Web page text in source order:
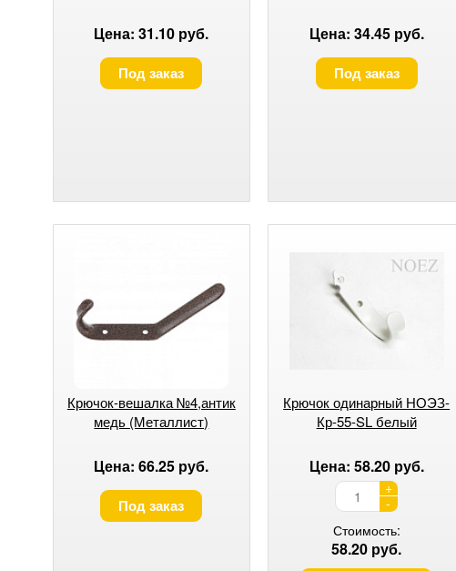
Цена: 31.10 руб.
Под заказ
Цена: 34.45 руб.
Под заказ
Крючок-вешалка №4,антик
медь (Металлист)
Цена: 66.25 руб.
Под заказ
Крючок одинарный НОЭЗ-
Кр-55-SL белый
Цена: 58.20 руб.
+
-
Стоимость:
58.20 руб.